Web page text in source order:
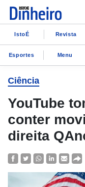
IstoÉ Revista
Esportes Menu
Ciência
YouTube
conter
direita